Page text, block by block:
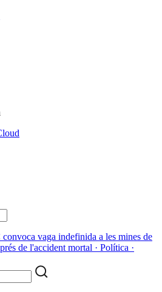
vaga indefinida a les mines de
de l'accident mortal · Política ·